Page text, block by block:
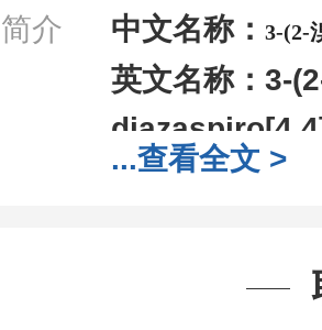
简介 中文名称： 3-(2-
英文名称： 3-
CAS号：
...查看全文 >